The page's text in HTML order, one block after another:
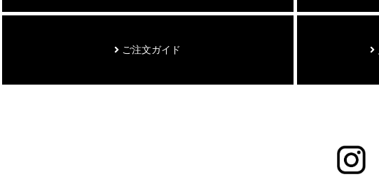
ご注文ガイド